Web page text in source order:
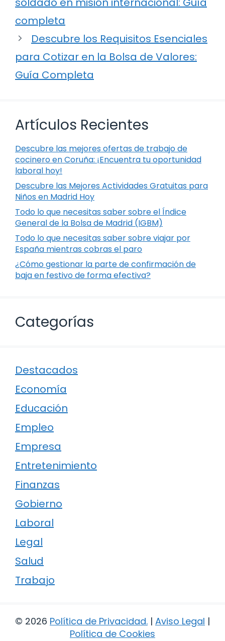
completa
Descubre los Requisitos Esenciales
para Cotizar en la Bolsa de Valores:
Guía Completa
Artículos Recientes
Descubre las mejores ofertas de trabajo de
cocinero en Coruña: ¡Encuentra tu oportunidad
laboral hoy!
Descubre las Mejores Actividades Gratuitas para
Niños en Madrid Hoy
Todo lo que necesitas saber sobre el Índice
General de la Bolsa de Madrid (IGBM)
Todo lo que necesitas saber sobre viajar por
España mientras cobras el paro
¿Cómo gestionar la parte de confirmación de
baja en festivo de forma efectiva?
Categorías
Destacados
Economía
Educación
Empleo
Empresa
Entretenimiento
Finanzas
Gobierno
Laboral
Legal
Salud
Trabajo
© 2026 Política de Privacidad. | Aviso Legal |
Política de Cookies